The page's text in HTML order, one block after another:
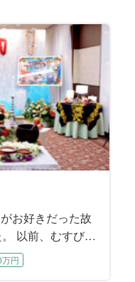
お好きだった故
以前、むすびす
手伝いさせてい
した。 ご主人様
円